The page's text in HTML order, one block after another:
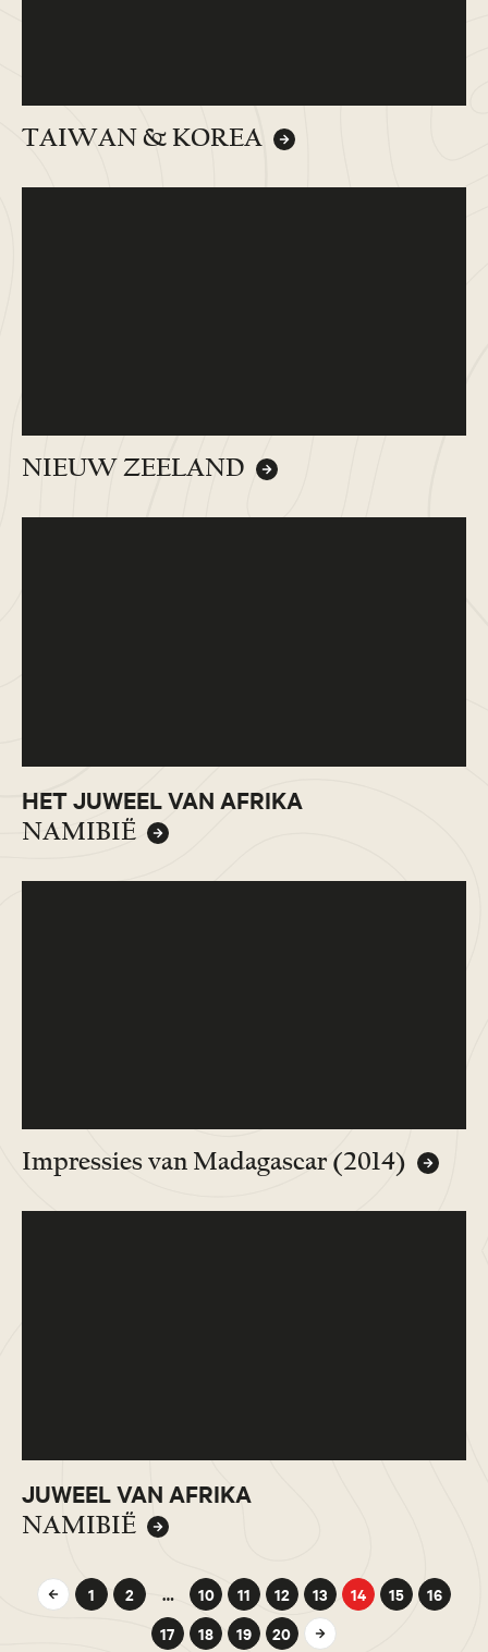
TAIWAN & KOREA
NIEUW ZEELAND
HET JUWEEL VAN AFRIKA
NAMIBIË
Impressies van Madagascar (2014)
JUWEEL VAN AFRIKA
NAMIBIË
1 2 … 10 11 12 13 14 15
16
17
18 19 20